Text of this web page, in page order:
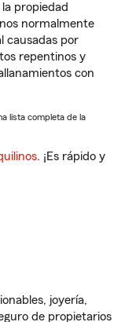
propiedad
normalmente
causadas por
repentinos y
con
lista completa de la
. ¡Es rápido y
joyería,
de propietarios